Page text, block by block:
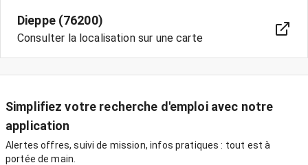
Dieppe (76200)
Consulter la localisation sur une carte
Simplifiez votre recherche d'emploi avec notre
application
Alertes offres, suivi de mission, infos pratiques : tout est à
portée de main.